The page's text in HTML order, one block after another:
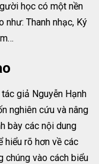
học có một nền
Thanh nhạc, Ký
giả Nguyễn Hạnh
nghiên cứu và nâng
bày các nội dung
hiểu rõ hơn về các
chúng vào cách biểu